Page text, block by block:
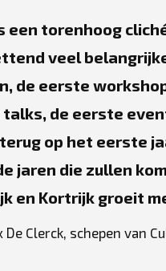
een torenhoog
veel
de eerste
de eerste
op het eerste
jaren die zullen
en Kortrijk groeit
De Clerck, schepen van